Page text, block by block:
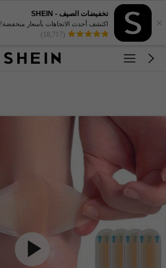
×
تخفيضات الصيف - SHEIN
اكتشف أحدث الاتجاهات بأسعار منخفضة!
(18,717)